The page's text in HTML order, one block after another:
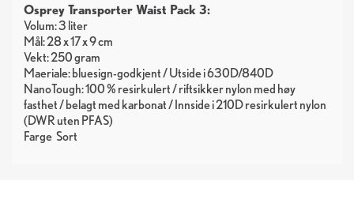
Osprey Transporter Waist Pack 3:
Volum: 3 liter
Mål: 28 x 17 x 9 cm
Vekt: 250 gram
Maeriale: bluesign-godkjent / Utside i 630D/840D
NanoTough: 100 % resirkulert / riftsikker nylon med høy
fasthet / belagt med karbonat / Innside i 210D resirkulert nylon
(DWR uten PFAS)
Farge Sort